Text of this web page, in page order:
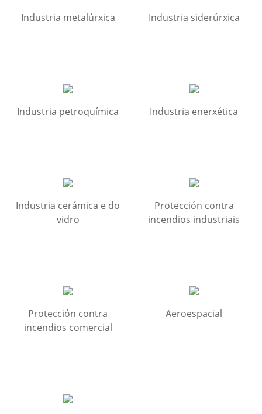
Industria metalúrxica Industria siderúrxica
Industria petroquímica Industria enerxética
Industria cerámica e do
vidro
Protección contra
incendios industriais
Protección contra
incendios comercial
Aeroespacial